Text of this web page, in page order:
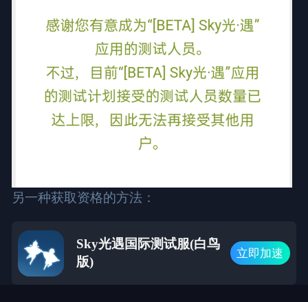
另一种获取资格的方法：
Sky光遇国际测试服(白鸟
版)
立即加速